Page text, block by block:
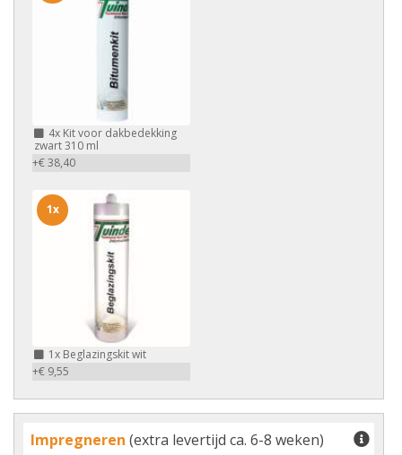
4x Kit voor dakbedekking
zwart 310 ml
+€ 38,40
1x Beglazingskit wit
+€ 9,55
1x
Impregneren (extra levertijd ca. 6-8 weken)